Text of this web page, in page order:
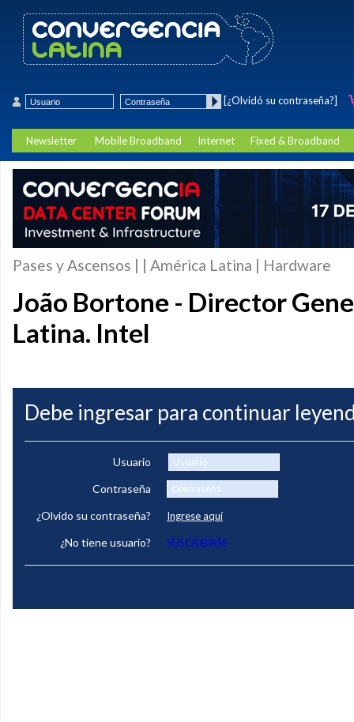
[¿Olvidó su contraseña?]
Newsletter Mobile Broadband Internet Fixed & Broadband
Pases y Ascensos | | América Latina | Hardware
João Bortone - Director
Latina. Intel
Debe ingresar para continuar
Usuario
Contraseña
¿Olvido su contraseña?
Ingrese aquí
¿No tiene usuario? SUSCRIBIRSE